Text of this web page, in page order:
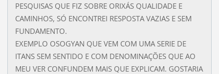
PESQUISAS QUE FIZ SOBRE ORIXÁS QUALIDADE E
CAMINHOS, SÓ ENCONTREI RESPOSTA VAZIAS E SEM
FUNDAMENTO.
EXEMPLO OSOGYAN QUE VEM COM UMA SERIE DE
ITANS SEM SENTIDO E COM DENOMINAÇÕES QUE AO
MEU VER CONFUNDEM MAIS QUE EXPLICAM. GOSTARIA